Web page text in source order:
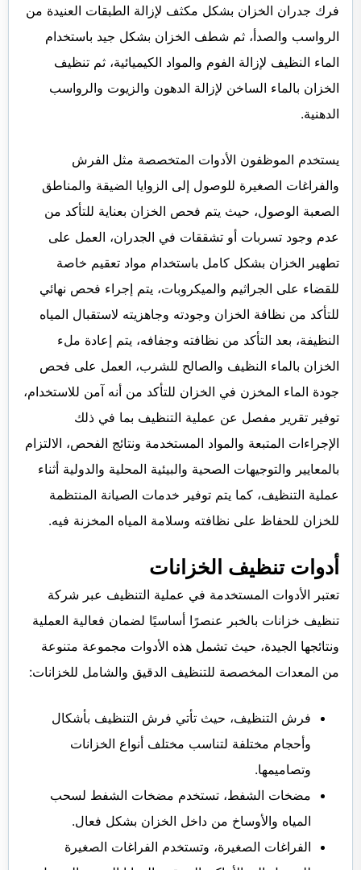
فرك جدران الخزان بشكل مكثف لإزالة الطبقات العنيدة من
الرواسب والصدأ، ثم شطف الخزان بشكل جيد باستخدام
الماء النظيف لإزالة الفوم والمواد الكيميائية، ثم تنظيف
الخزان بالماء الساخن لإزالة الدهون والزيوت والرواسب
الدهنية.
يستخدم الموظفون الأدوات المتخصصة مثل الفرش
والفراغات الصغيرة للوصول إلى الزوايا الضيقة والمناطق
الصعبة الوصول، حيث يتم فحص الخزان بعناية للتأكد من
عدم وجود تسربات أو تشققات في الجدران، العمل على
تطهير الخزان بشكل كامل باستخدام مواد تعقيم خاصة
للقضاء على الجراثيم والميكروبات، يتم إجراء فحص نهائي
للتأكد من نظافة الخزان وجودته وجاهزيته لاستقبال المياه
النظيفة، بعد التأكد من نظافته وجفافه، يتم إعادة ملء
الخزان بالماء النظيف والصالح للشرب، العمل على فحص
جودة الماء المخزن في الخزان للتأكد من أنه آمن للاستخدام،
توفير تقرير مفصل عن عملية التنظيف بما في ذلك
الإجراءات المتبعة والمواد المستخدمة ونتائج الفحص، الالتزام
بالمعايير والتوجيهات الصحية والبيئية المحلية والدولية أثناء
عملية التنظيف، كما يتم توفير خدمات الصيانة المنتظمة
للخزان للحفاظ على نظافته وسلامة المياه المخزنة فيه.
أدوات تنظيف الخزانات
تعتبر الأدوات المستخدمة في عملية التنظيف عبر شركة
تنظيف خزانات بالخبر عنصرًا أساسيًا لضمان فعالية العملية
ونتائجها الجيدة، حيث تشمل هذه الأدوات مجموعة متنوعة
من المعدات المخصصة للتنظيف الدقيق والشامل للخزانات:
فرش التنظيف، حيث تأتي فرش التنظيف بأشكال
وأحجام مختلفة لتناسب مختلف أنواع الخزانات
وتصاميمها.
مضخات الشفط، تستخدم مضخات الشفط لسحب
المياه والأوساخ من داخل الخزان بشكل فعال.
الفراغات الصغيرة، وتستخدم الفراغات الصغيرة